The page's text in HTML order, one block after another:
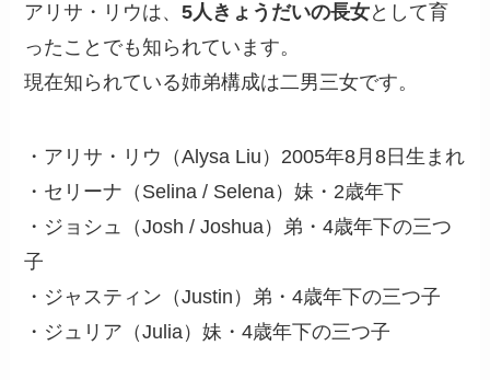
アリサ・リウは、5人きょうだいの長女として育
ったことでも知られています。
現在知られている姉弟構成は二男三女です。
・アリサ・リウ（Alysa Liu）2005年8月8日生まれ
・セリーナ（Selina / Selena）妹・2歳年下
・ジョシュ（Josh / Joshua）弟・4歳年下の三つ
子
・ジャスティン（Justin）弟・4歳年下の三つ子
・ジュリア（Julia）妹・4歳年下の三つ子